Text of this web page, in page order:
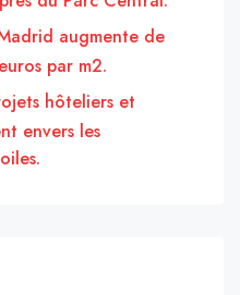
augmente de
par m2.
hôteliers et
envers les